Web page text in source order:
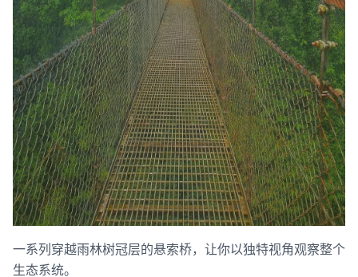
一系列穿越雨林树冠层的悬索桥，让你以独特视角观察整个
生态系统。